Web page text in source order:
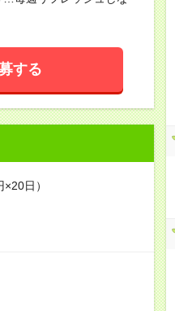
する
日）